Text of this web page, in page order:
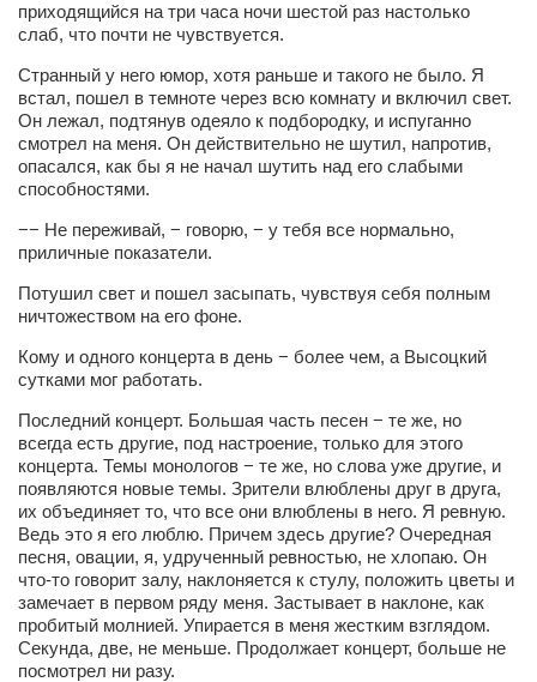
Александра Скорук
Ольга Чикина
Бизнес-партнёры
Здоровье
Врач психиатр–нарколог Анплеев А.Б.
Косметологическое отделение КП Сумская
городская клиническая больница №4
Оптика — Медтехника
Тенториум -центр независимых дистрибьюторов
Кафе, клубы, рестораны
«Винегрет» — демократичный ресторан
«ЧАЙ — КАВА» магазин — кафе
«CYCLE GARAGE» — магазин велосипедов
«Книголюб» — супермаркет
Багетный двор
приходящийся на три часа ночи шестой раз настолько
слаб, что почти не чувствуется.
Странный у него юмор, хотя раньше и такого не было. Я
встал, пошел в темноте через всю комнату и включил свет.
Он лежал, подтянув одеяло к подбородку, и испуганно
смотрел на меня. Он действительно не шутил, напротив,
опасался, как бы я не начал шутить над его слабыми
способностями.
−− Не переживай, − говорю, − у тебя все нормально,
приличные показатели.
Потушил свет и пошел засыпать, чувствуя себя полным
ничтожеством на его фоне.
Кому и одного концерта в день − более чем, а Высоцкий
сутками мог работать.
Последний концерт. Большая часть песен − те же, но
всегда есть другие, под настроение, только для этого
концерта. Темы монологов − те же, но слова уже другие, и
появляются новые темы. Зрители влюблены друг в друга,
их объединяет то, что все они влюблены в него. Я ревную.
Ведь это я его люблю. Причем здесь другие? Очередная
песня, овации, я, удрученный ревностью, не хлопаю. Он
что-то говорит залу, наклоняется к стулу, положить цветы и
замечает в первом ряду меня. Застывает в наклоне, как
пробитый молнией. Упирается в меня жестким взглядом.
Секунда, две, не меньше. Продолжает концерт, больше не
посмотрел ни разу.